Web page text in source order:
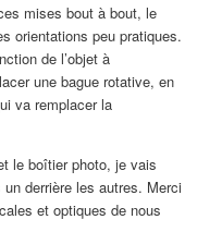
mises bout à bout, le
orientations peu pratiques.
de l’objet à
une bague rotative, en
va remplacer la
le boîtier photo, je vais
derrière les autres. Merci
et optiques de nous